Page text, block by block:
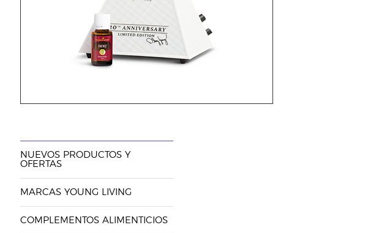
NUEVOS PRODUCTOS Y
OFERTAS
MARCAS YOUNG LIVING
COMPLEMENTOS ALIMENTICIOS